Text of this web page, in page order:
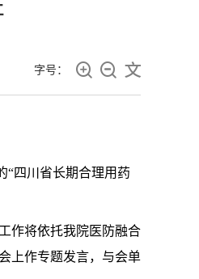
字号：   
“四川省长期合理用药
作将依托我院医防融合
上作专题发言，与会单